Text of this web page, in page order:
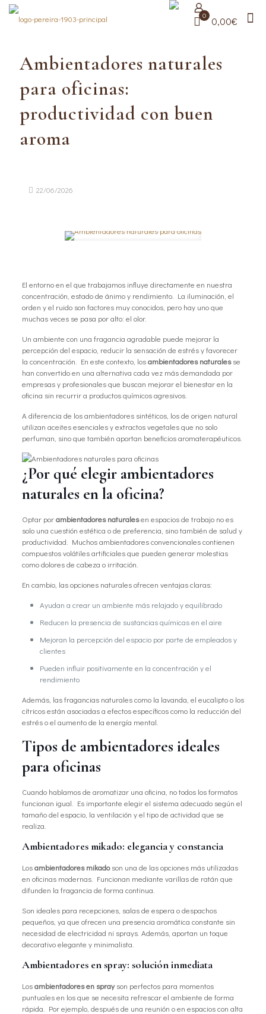
0 0,00€
Ambientadores naturales
para oficinas:
productividad con buen
aroma
22/06/2026
El entorno en el que trabajamos influye directamente en nuestra
concentración, estado de ánimo y rendimiento. La iluminación, el
orden y el ruido son factores muy conocidos, pero hay uno que
muchas veces se pasa por alto: el olor.
Un ambiente con una fragancia agradable puede mejorar la
percepción del espacio, reducir la sensación de estrés y favorecer
la concentración. En este contexto, losambientadores naturalesse
han convertido en una alternativa cada vez más demandada por
empresas y profesionales que buscan mejorar el bienestar en la
oficina sin recurrir a productos químicos agresivos.
A diferencia de los ambientadores sintéticos, los de origen natural
utilizan aceites esenciales y extractos vegetales que no solo
perfuman, sino que también aportan beneficios aromaterapéuticos.
¿Por qué elegir ambientadores
naturales en la oficina?
Optar porambientadores naturalesen espacios de trabajo no es
solo una cuestión estética o de preferencia, sino también de salud y
productividad. Muchos ambientadores convencionales contienen
compuestos volátiles artificiales que pueden generar molestias
como dolores de cabeza o irritación.
En cambio, las opciones naturales ofrecen ventajas claras:
Ayudan a crear un ambiente más relajado y equilibrado
Reducen la presencia de sustancias químicas en el aire
Mejoran la percepción del espacio por parte de empleados y
clientes
Pueden influir positivamente en la concentración y el
rendimiento
Además, las fragancias naturales como la lavanda, el eucalipto o los
cítricos están asociadas a efectos específicos como la reducción del
estrés o el aumento de la energía mental.
Tipos de ambientadores ideales
para oficinas
Cuando hablamos de aromatizar una oficina, no todos los formatos
funcionan igual. Es importante elegir el sistema adecuado según el
tamaño del espacio, la ventilación y el tipo de actividad que se
realiza.
Ambientadores mikado: elegancia y constancia
Losambientadores mikadoson una de las opciones más utilizadas
en oficinas modernas. Funcionan mediante varillas de ratán que
difunden la fragancia de forma continua.
Son ideales para recepciones, salas de espera o despachos
pequeños, ya que ofrecen una presencia aromática constante sin
necesidad de electricidad ni sprays. Además, aportan un toque
decorativo elegante y minimalista.
Ambientadores en spray: solución inmediata
Losambientadores en sprayson perfectos para momentos
puntuales en los que se necesita refrescar el ambiente de forma
rápida. Por ejemplo, después de una reunión o en espacios con alta